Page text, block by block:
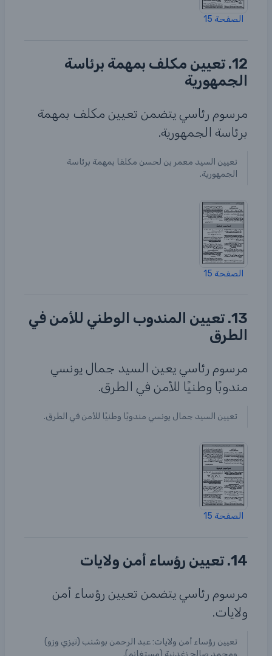
الصفحة 15
12. تعيين مكلف بمهمة برئاسة
الجمهورية
مرسوم رئاسي يتضمن تعيين مكلف بمهمة
برئاسة الجمهورية.
تعيين السيد معمر بن لحسن مكلفا بمهمة برئاسة
الجمهورية.
الصفحة 15
13. تعيين المندوب الوطني للأمن في
الطرق
مرسوم رئاسي يعين السيد جمال يونسي
مندوبًا وطنيًا للأمن في الطرق.
تعيين السيد جمال يونسي مندوبًا وطنيًا للأمن في الطرق.
الصفحة 15
14. تعيين رؤساء أمن ولايات
مرسوم رئاسي يتضمن تعيين رؤساء أمن
ولايات.
تعيين رؤساء أمن ولايات: عبد الرحمن بوشنب (تيزي وزو)
ومحمد صالح زغدنية (مستغانم).